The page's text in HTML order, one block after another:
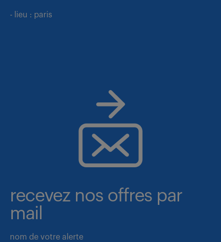
- lieu : paris
recevez nos offres par
mail
nom de votre alerte